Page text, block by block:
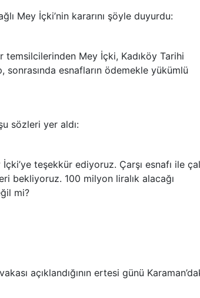
Mey İçki’nin kararını şöyle duyurdu:
temsilcilerinden Mey İçki, Kadıköy Tarihi
sonrasında esnafların ödemekle yükümlü
sözleri yer aldı:
teşekkür ediyoruz. Çarşı esnafı ile
bekliyoruz. 100 milyon liralık alacağı
mi?
açıklandığının ertesi günü